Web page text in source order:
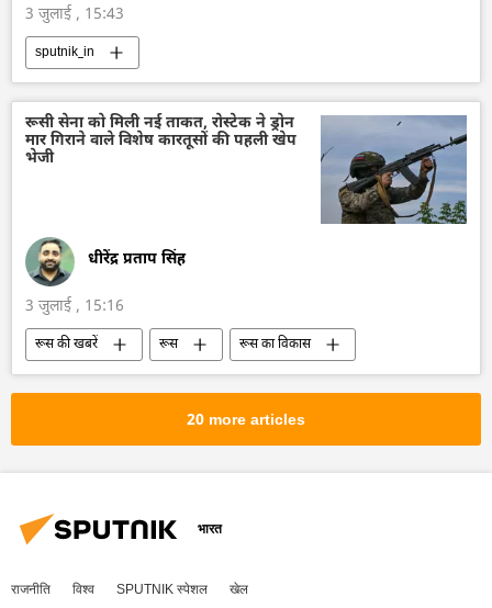
3 जुलाई , 15:43
sputnik_in
रूसी सेना को मिली नई ताकत, रोस्टेक ने ड्रोन
मार गिराने वाले विशेष कारतूसों की पहली खेप
भेजी
धीरेंद्र प्रताप सिंह
3 जुलाई , 15:16
रूस की खबरें रूस
रूस का विकास
मास्को
ड्रोन
ड्रोन हमला
सैन्य तकनीक
तकनीकी विकास
सैन्य तकनीकी सहयोग
रोस्टेक
20 more articles
भारत
राजनीति विश्व SPUTNIK स्पेशल खेल